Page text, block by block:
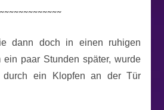
~~~~~~~~~~~~~
dann doch in einen ruhigen
ein paar Stunden später, wurde
durch ein Klopfen an der Tür